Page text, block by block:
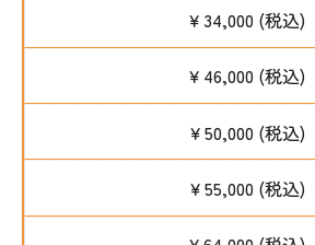
￥34,000 (税込)
￥46,000 (税込)
￥50,000 (税込)
￥55,000 (税込)